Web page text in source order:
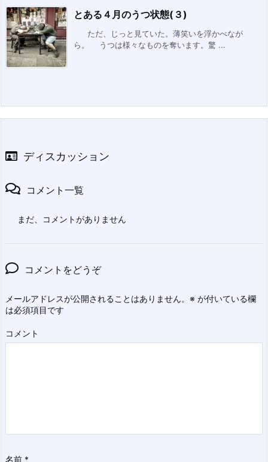
とある４月のうつ状態(３)
ただ、じっと見ていた。薄笑いを浮かべなが
ら。 うつは様々なものを奪います。驚 ...
ディスカッション
コメント一覧
まだ、コメントがありません
コメントをどうぞ
メールアドレスが公開されることはありません。 ※ が付いている欄
は必須項目です
コメント
名前 *